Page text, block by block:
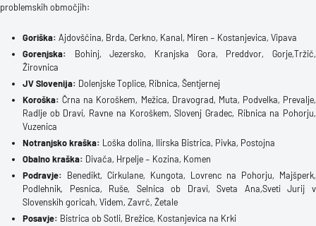
problemskih območjih:
Goriška: Ajdovščina, Brda, Cerkno, Kanal, Miren – Kostanjevica, Vipava
Gorenjska: Bohinj, Jezersko, Kranjska Gora, Preddvor, Gorje,Tržič,
Žirovnica
JV Slovenija: Dolenjske Toplice, Ribnica, Šentjernej
Koroška: Črna na Koroškem, Mežica, Dravograd, Muta, Podvelka, Prevalje,
Radlje ob Dravi, Ravne na Koroškem, Slovenj Gradec, Ribnica na Pohorju,
Vuzenica
Notranjsko kraška: Loška dolina, Ilirska Bistrica, Pivka, Postojna
Obalno kraška: Divača, Hrpelje – Kozina, Komen
Podravje: Benedikt, Cirkulane, Kungota, Lovrenc na Pohorju, Majšperk,
Podlehnik, Pesnica, Ruše, Selnica ob Dravi, Sveta Ana,Sveti Jurij v
Slovenskih goricah, Videm, Zavrč, Žetale
Posavje: Bistrica ob Sotli, Brežice, Kostanjevica na Krki